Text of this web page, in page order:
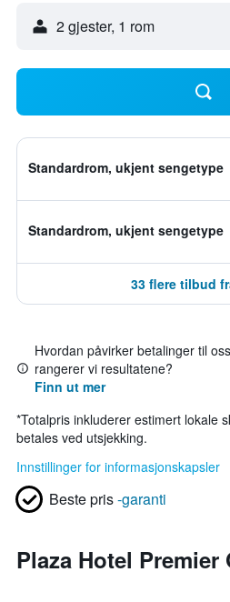
2 gjester, 1 rom
Standardrom, ukjent sengetype
Standardrom, ukjent sengetype
33 flere tilbud
Hvordan påvirker betalinger til
rangerer vi resultatene?
Finn ut mer
*Totalpris inkluderer estimert lokale
betales ved utsjekking.
Innstillinger for informasjonskapsler
Beste pris-garanti
Plaza Hotel Premier